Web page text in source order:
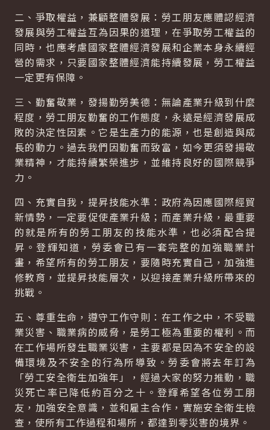
二、爭取權益，兼顧整體發展：勞工朋友應體認經濟
發展與勞工權益互為因果的道理，在爭取勞工權益的
同時，也應考慮國家整體經濟發展和企業本身永續經
營的需求，只要國家整體經濟能持續發展，勞工權益
一定更有保障。
三、勤奮敬業，發揚勤勞美德：無論產業升級到什麼
程度，勞工朋友勤奮的工作態度，永遠是經濟發展成
敗的決定性因素。它是生產力的能源，也是創造與成
長的動力。過去我們因勤奮而致富，如今更須發揚敬
業精神，才能持續繁榮進步，並維持良好的國際競爭
力。
四、充實自我，提昇技能水準：政府為因應國際經貿
新情勢，一定要促使產業升級；而產業升級，最重要
的就是所有的勞工朋友的技能水準，也必須配合提
昇。登輝知道，勞委會已有一套完整的加強職業計
畫，希望所有的勞工朋友，要隨時充實自己，加強進
修教育，並提昇技能層次，以迎接產業升級所帶來的
挑戰。
五、尊重生命，遵守工作守則：在工作之中，不受職
業災害、職業病的威脅，是勞工極為重要的權利。而
在工作場所發生職業災害，主要都是因為不安全的設
備環境及不安全的行為所導致。勞委會將去年訂為
「勞工安全衛生加強年」，經過大家的努力推動，職
災死亡率已降低約百分之十。登輝希望各位勞工朋
友，加強安全意識，並和雇主合作，實施安全衛生檢
查，使所有工作過程和場所，都達到零災害的境界。